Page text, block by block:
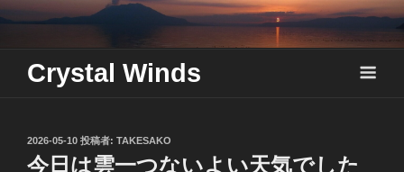
Skip
content
Crystal Winds
投
稿
2026-05-10 投稿者: TAKESAKO
今日は雲一つないよい天気でした